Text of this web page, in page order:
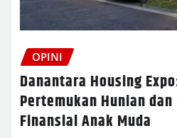
OPINI
Danantara Housing
Pertemukan Hunian
Finansial Anak Muda